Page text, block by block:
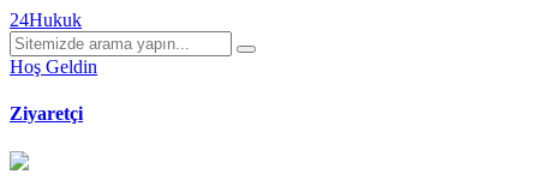
24Hukuk
Hoş Geldin
Ziyaretçi